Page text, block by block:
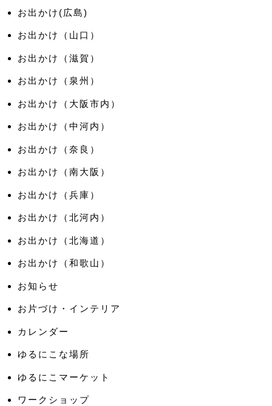
お出かけ(広島)
お出かけ（山口）
お出かけ（滋賀）
お出かけ（泉州）
お出かけ（大阪市内）
お出かけ（中河内）
お出かけ（奈良）
お出かけ（南大阪）
お出かけ（兵庫）
お出かけ（北河内）
お出かけ（北海道）
お出かけ（和歌山）
お知らせ
お片づけ・インテリア
カレンダー
ゆるにこな場所
ゆるにこマーケット
ワークショップ